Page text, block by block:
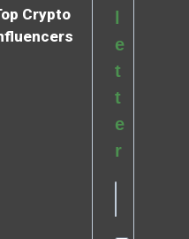
Crypto
e
t
t
e
r